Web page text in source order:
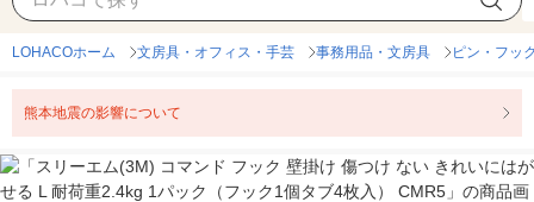
LOHACOホーム 文房具・オフィス・手芸 事務用品・文房具 ピン・フッ
熊本地震の影響について